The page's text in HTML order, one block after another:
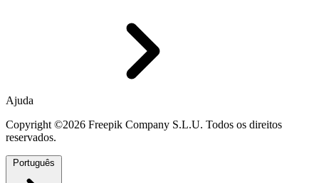
Ajuda
Copyright ©2026 Freepik Company S.L.U. Todos os direitos
reservados.
Português